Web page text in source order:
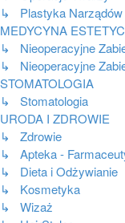
↳ Plastyka Narządów
MEDYCYNA
↳ Nieoperacyjne
↳ Nieoperacyjne
STOMATOLOGIA
↳ Stomatologia
URODA I ZDROWIE
↳ Zdrowie
↳ Apteka -
↳ Dieta i Odżywianie
↳ Kosmetyka
↳ Wizaż